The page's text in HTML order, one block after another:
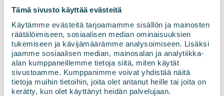
Tämä sivusto käyttää evästeitä
Käytämme evästeitä tarjoamamme sisällön ja mainosten
räätälöimiseen, sosiaalisen median ominaisuuksien
tukemiseen ja kävijämäärämme analysoimiseen. Lisäksi
jaamme sosiaalisen median, mainosalan ja analytiikka-
alan kumppaneillemme tietoja siitä, miten käytät
sivustoamme. Kumppanimme voivat yhdistää näitä
tietoja muihin tietoihin, joita olet antanut heille tai joita on
kerätty, kun olet käyttänyt heidän palvelujaan.